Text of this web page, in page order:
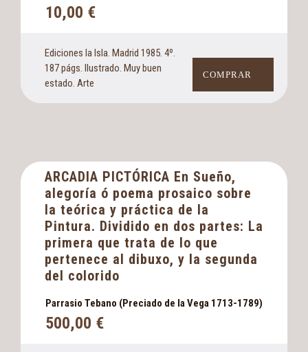
10,00 €
Ediciones la Isla. Madrid 1985. 4º.
187 págs. Ilustrado. Muy buen
estado. Arte
COMPRAR
ARCADIA PICTÓRICA En Sueño,
alegoría ó poema prosaico sobre
la teórica y práctica de la
Pintura. Dividido en dos partes: La
primera que trata de lo que
pertenece al dibuxo, y la segunda
del colorido
Parrasio Tebano (Preciado de la Vega 1713-1789)
500,00 €